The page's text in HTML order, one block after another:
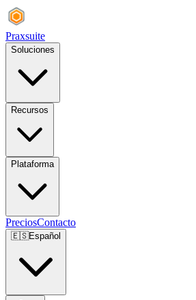
Praxsuite
Soluciones
Recursos
Plataforma
PreciosContacto
🇪🇸Español